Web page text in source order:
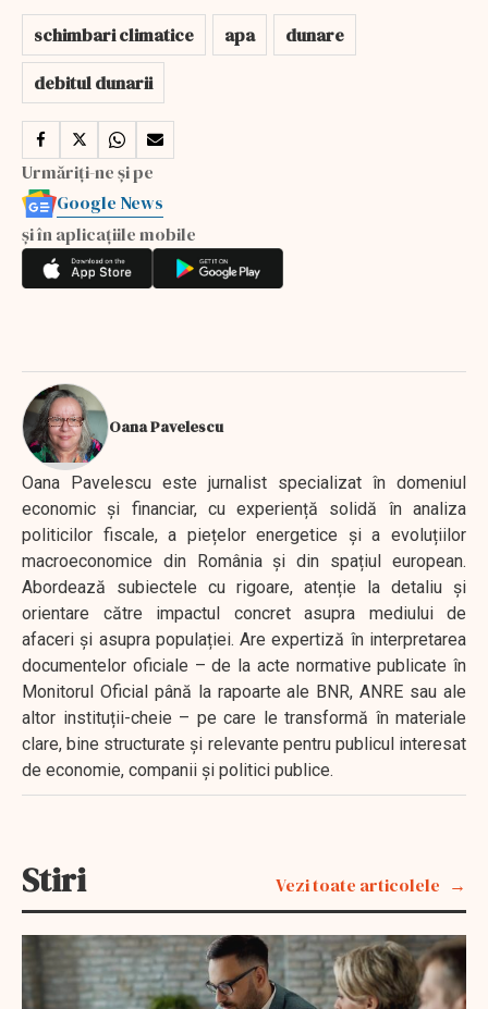
schimbari climatice apa
dunare
debitul dunarii
Urmăriți-ne și pe
Google News
și în aplicațiile mobile
Oana Pavelescu
Oana Pavelescu este jurnalist specializat în domeniul
economic și financiar, cu experiență solidă în analiza
politicilor fiscale, a piețelor energetice și a evoluțiilor
macroeconomice din România și din spațiul european.
Abordează subiectele cu rigoare, atenție la detaliu și
orientare către impactul concret asupra mediului de
afaceri și asupra populației. Are expertiză în interpretarea
documentelor oficiale – de la acte normative publicate în
Monitorul Oficial până la rapoarte ale BNR, ANRE sau ale
altor instituții-cheie – pe care le transformă în materiale
clare, bine structurate și relevante pentru publicul interesat
de economie, companii și politici publice.
Stiri Vezi toate articolele